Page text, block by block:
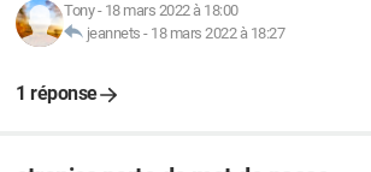
Tony- 18 mars 2022 à 18:00
jeannets - 18 mars 2022 à 18:27
1 réponse